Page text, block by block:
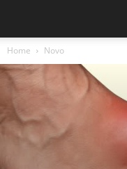
Home Novo